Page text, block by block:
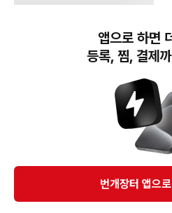
번개장터(주) 사업자정보, 이용약관 및 기타 법적고
번개장터㈜는 통신판매중개자이며, 통신판매의 당사자
소비자보호에 관한 법률 등 관련 법령 및 번개장터㈜의
개별 판매자에게 귀속하고, 번개장터㈜는 원칙적으로
다만, 번개장터㈜가 직접 판매하는 상품에 대한 책임은
APP 다운
앱으로 하면
등록, 찜, 결제
번개장터 앱으로